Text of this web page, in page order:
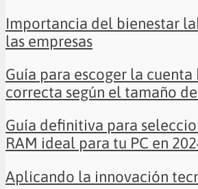
Importancia del bienestar
las empresas
Guía para escoger la cuenta
correcta según el tamaño
Guía definitiva para
RAM ideal para tu PC en
Aplicando la innovación